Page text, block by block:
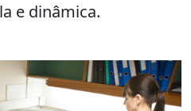
e dinâmica.